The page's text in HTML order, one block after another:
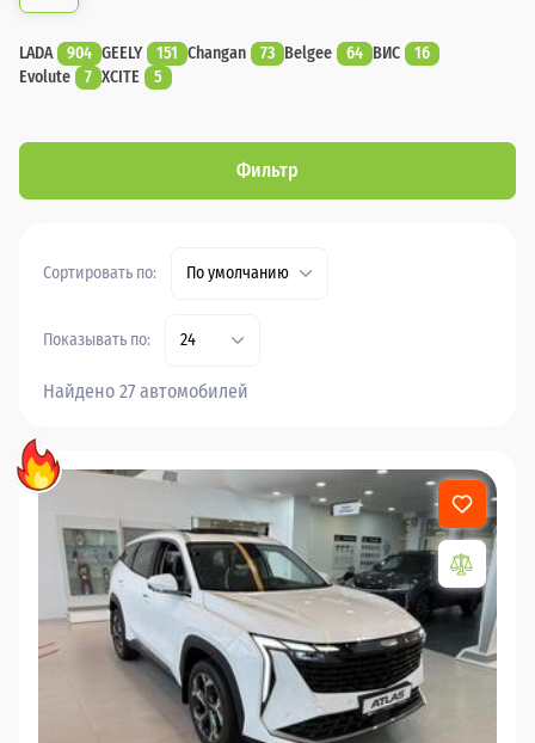
LADA 904 GEELY 151 Changan 73 Belgee 64 ВИС
16
Evolute
7 XCITE 5
Фильтр
Сортировать по: По умолчанию
Показывать по: 24
Найдено 27 автомобилей